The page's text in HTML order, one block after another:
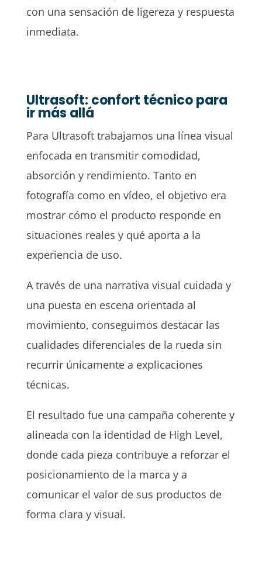
con una sensación de ligereza y respuesta
inmediata.
Ultrasoft: confort técnico para
ir más allá
Para Ultrasoft trabajamos una línea visual
enfocada en transmitir comodidad,
absorción y rendimiento. Tanto en
fotografía como en vídeo, el objetivo era
mostrar cómo el producto responde en
situaciones reales y qué aporta a la
experiencia de uso.
A través de una narrativa visual cuidada y
una puesta en escena orientada al
movimiento, conseguimos destacar las
cualidades diferenciales de la rueda sin
recurrir únicamente a explicaciones
técnicas.
El resultado fue una campaña coherente y
alineada con la identidad de High Level,
donde cada pieza contribuye a reforzar el
posicionamiento de la marca y a
comunicar el valor de sus productos de
forma clara y visual.